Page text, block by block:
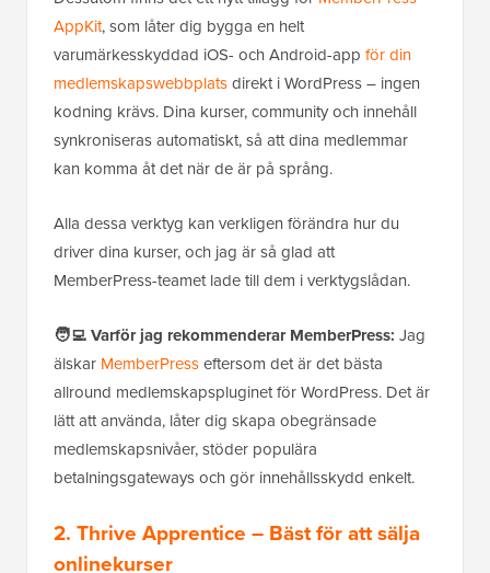
AppKit, som låter dig bygga en helt
varumärkesskyddad iOS- och Android-app för din
medlemskapswebbplatsdirekt i WordPress – ingen
kodning krävs. Dina kurser, community och innehåll
synkroniseras automatiskt, så att dina medlemmar
kan komma åt det när de är på språng.
Alla dessa verktyg kan verkligen förändra hur du
driver dina kurser, och jag är så glad att
MemberPress-teamet lade till dem i verktygslådan.
🧑‍💻 Varför jag rekommenderar MemberPress: Jag
älskar MemberPresseftersom det är det bästa
allround medlemskapspluginet för WordPress. Det är
lätt att använda, låter dig skapa obegränsade
medlemskapsnivåer, stöder populära
betalningsgateways och gör innehållsskydd enkelt.
2. Thrive Apprentice – Bäst för att sälja
onlinekurser